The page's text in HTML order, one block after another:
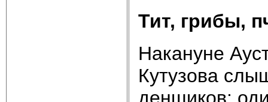
Тит, грибы,
Накануне
Кутузова
денщиков;